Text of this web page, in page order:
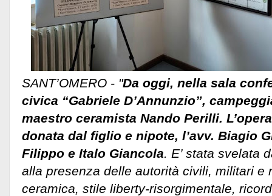
SANT’OMERO - "Da oggi, nella sala
civica “Gabriele D’Annunzio”,
maestro ceramista Nando Perilli.
donata dal figlio e nipote, l’avv. Biagio
Filippo e Italo Giancola . E’ stata svelata
alla presenza delle autorità civili, militari e
ceramica, stile liberty-risorgimentale,